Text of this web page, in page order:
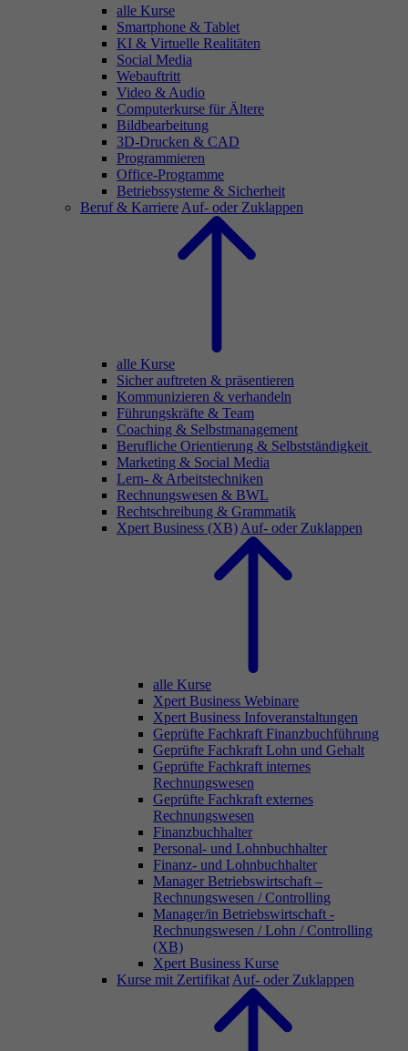
alle Kurse
Smartphone & Tablet
KI & Virtuelle Realitäten
Social Media
Webauftritt
Video & Audio
Computerkurse für Ältere
Bildbearbeitung
3D-Drucken & CAD
Programmieren
Office-Programme
Betriebssysteme & Sicherheit
Beruf & Karriere Auf- oder Zuklappen
alle Kurse
Sicher auftreten & präsentieren
Kommunizieren & verhandeln
Führungskräfte & Team
Coaching & Selbstmanagement
Berufliche Orientierung & Selbstständigkeit
Marketing & Social Media
Lern- & Arbeitstechniken
Rechnungswesen & BWL
Rechtschreibung & Grammatik
Xpert Business (XB) Auf- oder Zuklappen
alle Kurse
Xpert Business Webinare
Xpert Business Infoveranstaltungen
Geprüfte Fachkraft Finanzbuchführung
Geprüfte Fachkraft Lohn und Gehalt
Geprüfte Fachkraft internes
Rechnungswesen
Geprüfte Fachkraft externes
Rechnungswesen
Finanzbuchhalter
Personal- und Lohnbuchhalter
Finanz- und Lohnbuchhalter
Manager Betriebswirtschaft –
Rechnungswesen / Controlling
Manager/in Betriebswirtschaft -
Rechnungswesen / Lohn / Controlling
(XB)
Xpert Business Kurse
Kurse mit Zertifikat Auf- oder Zuklappen